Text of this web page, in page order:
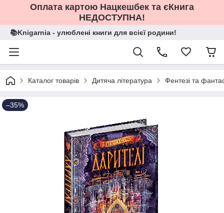
Оплата картою Нацкешбек та єКнига
НЕДОСТУПНА!
📚Knigarnia - улюблені книги для всієї родини!
Каталог товарів Дитяча література Фентезі та
–35%